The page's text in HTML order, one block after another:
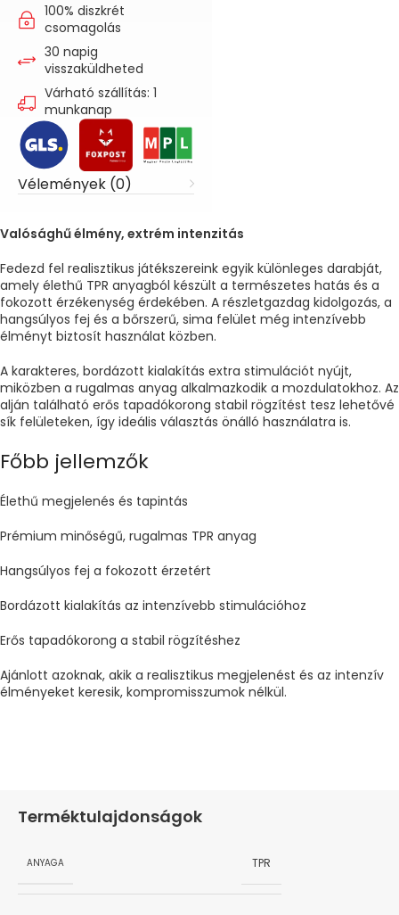
100% diszkrét
csomagolás
30 napig
visszaküldheted
Várható szállítás: 1
munkanap
Vélemények (0)
Valósághű élmény, extrém intenzitás
Fedezd fel realisztikus játékszereink egyik különleges darabját,
amely élethű TPR anyagból készült a természetes hatás és a
fokozott érzékenység érdekében. A részletgazdag kidolgozás, a
hangsúlyos fej és a bőrszerű, sima felület még intenzívebb
élményt biztosít használat közben.
A karakteres, bordázott kialakítás extra stimulációt nyújt,
miközben a rugalmas anyag alkalmazkodik a mozdulatokhoz. Az
alján található erős tapadókorong stabil rögzítést tesz lehetővé
sík felületeken, így ideális választás önálló használatra is.
Főbb jellemzők
Élethű megjelenés és tapintás
Prémium minőségű, rugalmas TPR anyag
Hangsúlyos fej a fokozott érzetért
Bordázott kialakítás az intenzívebb stimulációhoz
Erős tapadókorong a stabil rögzítéshez
Ajánlott azoknak, akik a realisztikus megjelenést és az intenzív
élményeket keresik, kompromisszumok nélkül.
Terméktulajdonságok
ANYAGA TPR